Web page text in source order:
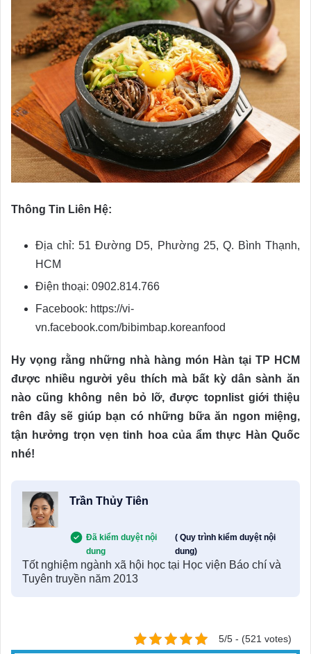
Thông Tin Liên Hệ:
Địa chỉ: 51 Đường D5, Phường 25, Q. Bình Thạnh,
HCM
Điện thoại: 0902.814.766
Facebook: https://vi-
vn.facebook.com/bibimbap.koreanfood
Hy vọng rằng những nhà hàng món Hàn tại TP HCM
được nhiều người yêu thích mà bất kỳ dân sành ăn
nào cũng không nên bỏ lỡ, được topnlist giới thiệu
trên đây sẽ giúp bạn có những bữa ăn ngon miệng,
tận hưởng trọn vẹn tinh hoa của ẩm thực Hàn Quốc
nhé!
Trần Thủy Tiên
Đã kiểm duyệt nội
dung
( Quy trình kiểm duyệt nội
dung)
Tốt nghiệm ngành xã hội học tại Học viện Báo chí và
Tuyên truyền năm 2013
5/5 - (521 votes)